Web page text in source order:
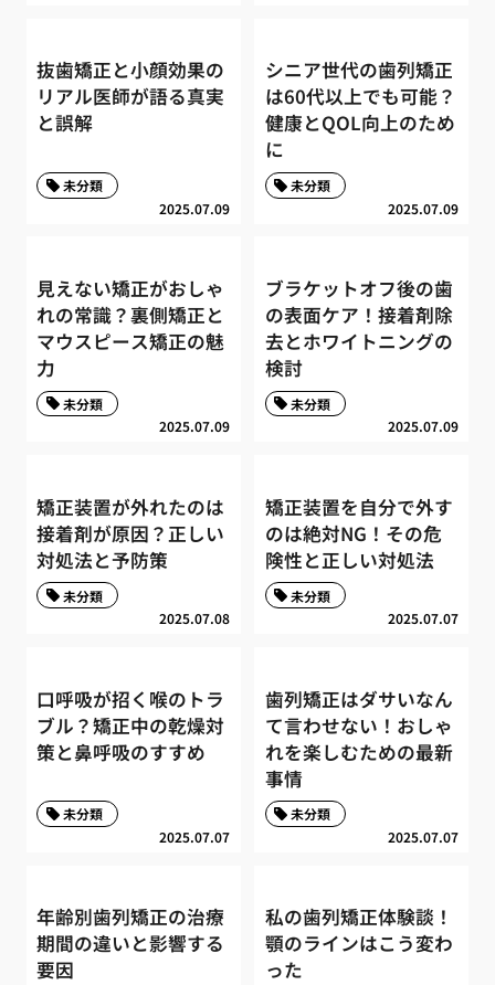
抜歯矯正と小顔効果の
リアル医師が語る真実
と誤解
2025.07.09
未分類
シニア世代の歯列矯正
は60代以上でも可能？
健康とQOL向上のため
に
2025.07.09
未分類
見えない矯正がおしゃ
れの常識？裏側矯正と
マウスピース矯正の魅
力
2025.07.09
未分類
ブラケットオフ後の歯
の表面ケア！接着剤除
去とホワイトニングの
検討
2025.07.09
未分類
矯正装置が外れたのは
接着剤が原因？正しい
対処法と予防策
2025.07.08
未分類
矯正装置を自分で外す
のは絶対NG！その危
険性と正しい対処法
2025.07.07
未分類
口呼吸が招く喉のトラ
ブル？矯正中の乾燥対
策と鼻呼吸のすすめ
2025.07.07
未分類
歯列矯正はダサいなん
て言わせない！おしゃ
れを楽しむための最新
事情
2025.07.07
未分類
年齢別歯列矯正の治療
期間の違いと影響する
要因
私の歯列矯正体験談！
顎のラインはこう変わ
った